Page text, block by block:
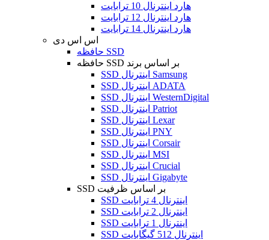
هارد اینترنال 10 ترابایت
هارد اینترنال 12 ترابایت
هارد اینترنال 14 ترابایت
اس اس دی
حافظه SSD
حافظه SSD بر اساس برند
SSD اینترنال Samsung
SSD اینترنال ADATA
SSD اینترنال WesternDigital
SSD اینترنال Patriot
SSD اینترنال Lexar
SSD اینترنال PNY
SSD اینترنال Corsair
SSD اینترنال MSI
SSD اینترنال Crucial
SSD اینترنال Gigabyte
SSD بر اساس ظرفیت
SSD اینترنال 4 ترابایت
SSD اینترنال 2 ترابایت
SSD اینترنال 1 ترابایت
SSD اینترنال 512 گیگابایت